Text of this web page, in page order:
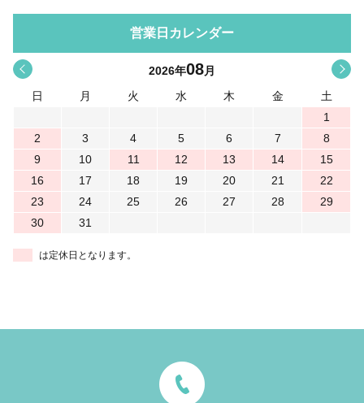
営業日カレンダー
< 2026年08月
日
月 火 水 木 金
土
1
2
3 4 5 6 7
8
9
10 11 12 13 14
15
16
17 18 19 20 21
22
23
24 25 26 27 28
29
30
31
は定休日となります。